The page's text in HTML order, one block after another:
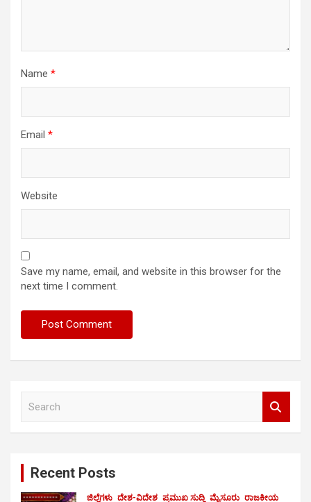
Name *
Email *
Website
Save my name, email, and website in this browser for the
next time I comment.
Recent Posts
ಜಿಲ್ಲೆಗಳು ದೇಶ-ವಿದೇಶ ಪ್ರಮುಖ ಸುದ್ದಿ ಮೈಸೂರು ರಾಜಕೀಯ